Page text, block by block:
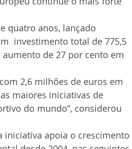
quatro anos, lançado
investimento total de 775,5
de 27 por cento em
2,6 milhões de euros em
maiores iniciativas de
do mundo”, considerou
iniciativa apoia o crescimento